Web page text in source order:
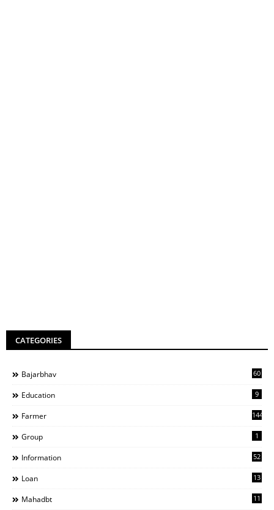
CATEGORIES
Bajarbhav 60
Education 9
Farmer 144
Group 1
Information 52
Loan 13
Mahadbt 11